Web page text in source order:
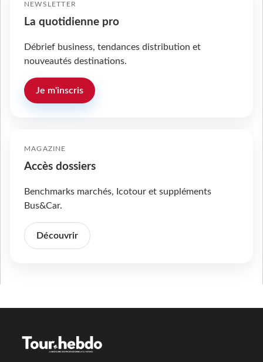
NEWSLETTER
La quotidienne pro
Débrief business, tendances distribution et
nouveautés destinations.
Je m'inscris
MAGAZINE
Accès dossiers
Benchmarks marchés, Icotour et suppléments
Bus&Car.
Découvrir